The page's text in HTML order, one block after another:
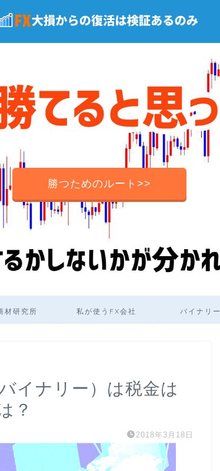
勝つためのルート>>
材研究所 私が使うFX会社 バイナリー
イナリー）は税金は
？
2018年3月18日